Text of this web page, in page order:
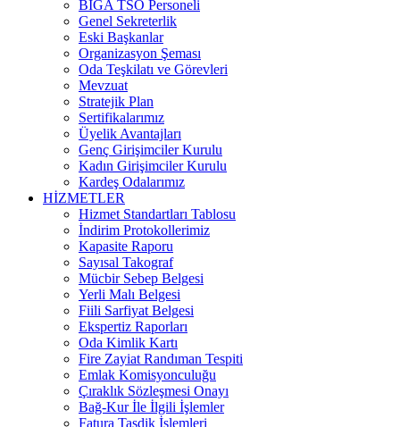
BİGA TSO Personeli
Genel Sekreterlik
Eski Başkanlar
Organizasyon Şeması
Oda Teşkilatı ve Görevleri
Mevzuat
Stratejik Plan
Sertifikalarımız
Üyelik Avantajları
Genç Girişimciler Kurulu
Kadın Girişimciler Kurulu
Kardeş Odalarımız
HİZMETLER
Hizmet Standartları Tablosu
İndirim Protokollerimiz
Kapasite Raporu
Sayısal Takograf
Mücbir Sebep Belgesi
Yerli Malı Belgesi
Fiili Sarfiyat Belgesi
Ekspertiz Raporları
Oda Kimlik Kartı
Fire Zayiat Randıman Tespiti
Emlak Komisyonculuğu
Çıraklık Sözleşmesi Onayı
Bağ-Kur İle İlgili İşlemler
Fatura Tasdik İşlemleri